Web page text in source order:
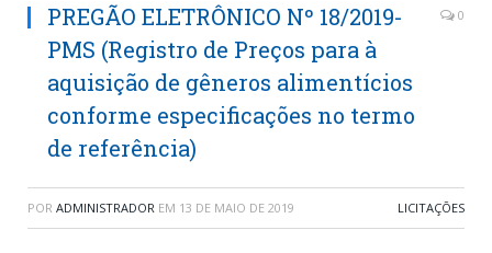
PREGÃO ELETRÔNICO Nº 18/2019-
PMS (Registro de Preços para à
aquisição de gêneros alimentícios
conforme especificações no termo
de referência)
0
POR ADMINISTRADOR EM 13 DE MAIO DE 2019 LICITAÇÕES